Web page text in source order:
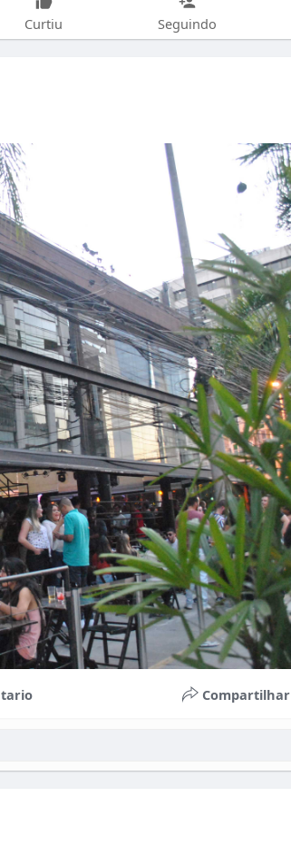
Curtiu Seguindo
Compartilhar